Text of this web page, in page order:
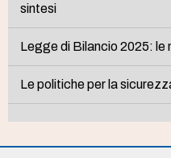
sintesi
Legge di Bilancio 2025: le
Le politiche per la